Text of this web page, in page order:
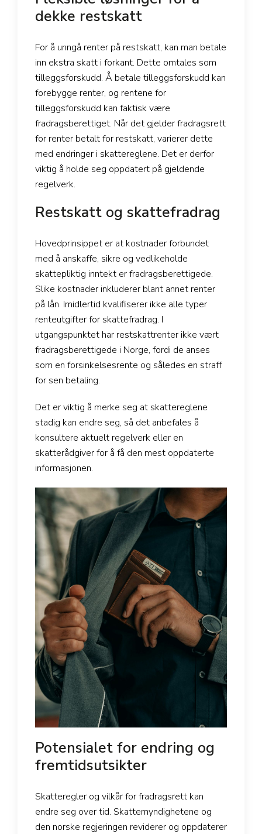
dekke restskatt
For å unngå renter på restskatt, kan man betale
inn ekstra skatt i forkant. Dette omtales som
tilleggsforskudd. Å betale tilleggsforskudd kan
forebygge renter, og rentene for
tilleggsforskudd kan faktisk være
fradragsberettiget. Når det gjelder fradragsrett
for renter betalt for restskatt, varierer dette
med endringer i skattereglene. Det er derfor
viktig å holde seg oppdatert på gjeldende
regelverk.
Restskatt og skattefradrag
Hovedprinsippet er at kostnader forbundet
med å anskaffe, sikre og vedlikeholde
skattepliktig inntekt er fradragsberettigede.
Slike kostnader inkluderer blant annet renter
på lån. Imidlertid kvalifiserer ikke alle typer
renteutgifter for skattefradrag. I
utgangspunktet har restskattrenter ikke vært
fradragsberettigede i Norge, fordi de anses
som en forsinkelsesrente og således en straff
for sen betaling.
Det er viktig å merke seg at skattereglene
stadig kan endre seg, så det anbefales å
konsultere aktuelt regelverk eller en
skatterådgiver for å få den mest oppdaterte
informasjonen.
Potensialet for endring og
fremtidsutsikter
Skatteregler og vilkår for fradragsrett kan
endre seg over tid. Skattemyndighetene og
den norske regjeringen reviderer og oppdaterer